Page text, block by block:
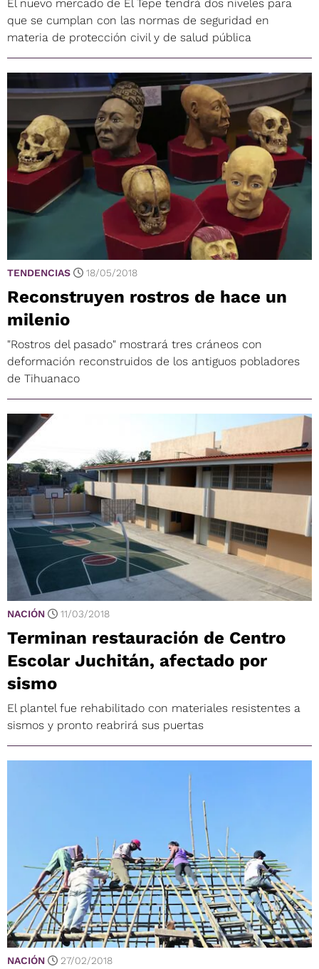
El nuevo mercado de El Tepe tendrá dos niveles para
que se cumplan con las normas de seguridad en
materia de protección civil y de salud pública
TENDENCIAS 18/05/2018
Reconstruyen rostros de hace un
milenio
"Rostros del pasado" mostrará tres cráneos con
deformación reconstruidos de los antiguos pobladores
de Tihuanaco
NACIÓN 11/03/2018
Terminan restauración de Centro
Escolar Juchitán, afectado por
sismo
El plantel fue rehabilitado con materiales resistentes a
sismos y pronto reabrirá sus puertas
NACIÓN 27/02/2018